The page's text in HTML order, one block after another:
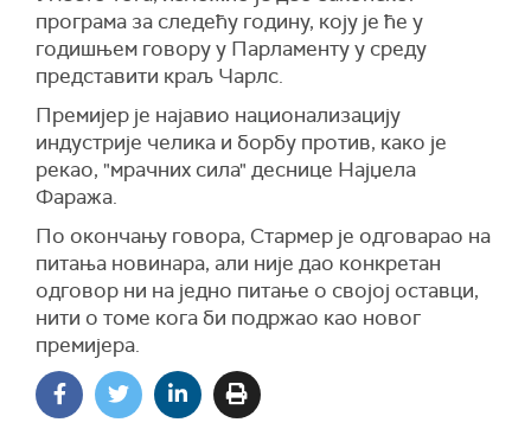
програма за следећу годину, коју је ће у
годишњем говору у Парламенту у среду
представити краљ Чарлс.
Премијер је најавио национализацију
индустрије челика и борбу против, како је
рекао, "мрачних сила" деснице Најџела
Фаража.
По окончању говора, Стармер је одговарао на
питања новинара, али није дао конкретан
одговор ни на једно питање о својој оставци,
нити о томе кога би подржао као новог
премијера.